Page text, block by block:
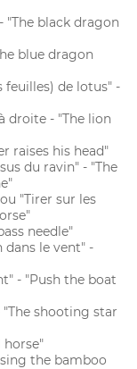
"The black dragon
blue dragon
feuilles) de lotus" -
droite - "The lion
raises his head"
du ravin" - "The
"Tirer sur les
needle"
dans le vent" -
- "Push the boat
shooting star
horse"
the bamboo